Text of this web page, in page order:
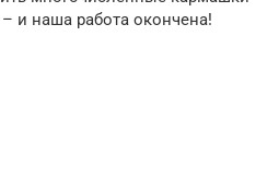
и наша работа окончена!